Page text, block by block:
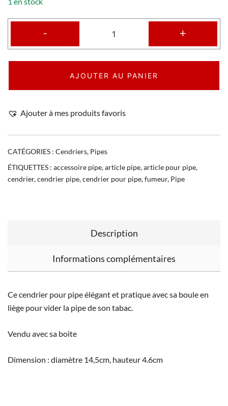
- +
AJOUTER AU PANIER
Ajouter à mes produits favoris
CATÉGORIES : Cendriers, Pipes
ÉTIQUETTES : accessoire pipe,article pipe,article pour pipe,
cendrier,cendrier pipe,cendrier pour pipe,fumeur, Pipe
Description
Informations complémentaires
Ce cendrier pour pipe élégant et pratique avec sa boule en
liège pour vider la pipe de son tabac.
Vendu avec sa boite
Dimension : diamètre 14,5cm, hauteur 4.6cm